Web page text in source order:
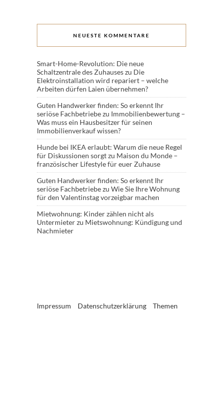
NEUESTE KOMMENTARE
Smart-Home-Revolution: Die neue
Schaltzentrale des Zuhauseszu Die
Elektroinstallation wird repariert – welche
Arbeiten dürfen Laien übernehmen?
Guten Handwerker finden: So erkennt Ihr
seriöse Fachbetriebezu Immobilienbewertung –
Was muss ein Hausbesitzer für seinen
Immobilienverkauf wissen?
Hunde bei IKEA erlaubt: Warum die neue Regel
für Diskussionen sorgtzu Maison du Monde –
französischer Lifestyle für euer Zuhause
Guten Handwerker finden: So erkennt Ihr
seriöse Fachbetriebezu Wie Sie Ihre Wohnung
für den Valentinstag vorzeigbar machen
Mietwohnung: Kinder zählen nicht als
Untermieterzu Mietswohnung: Kündigung und
Nachmieter
Impressum Datenschutzerklärung Themen